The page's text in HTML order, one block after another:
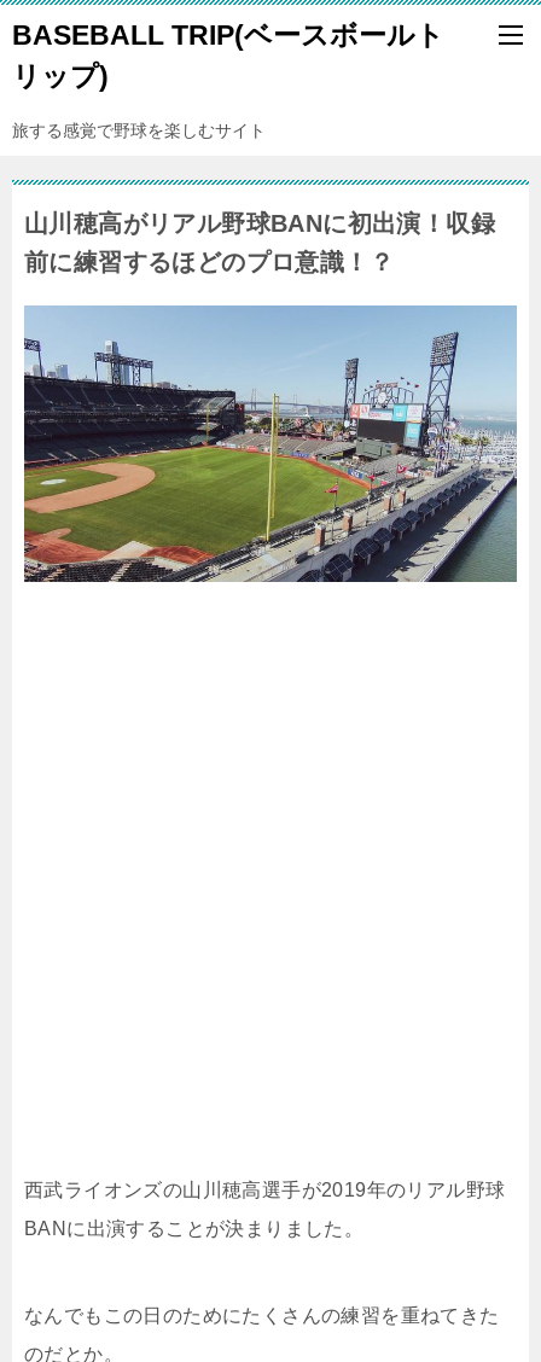
BASEBALL TRIP(ベースボールト
リップ)
旅する感覚で野球を楽しむサイト
山川穂高がリアル野球BANに初出演！収録
前に練習するほどのプロ意識！？
西武ライオンズの山川穂高選手が2019年のリアル野球
BANに出演することが決まりました。
なんでもこの日のためにたくさんの練習を重ねてきた
のだとか。